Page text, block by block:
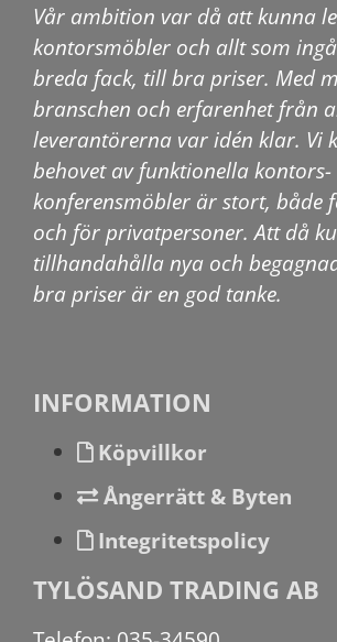
Vår ambition var då att kunna
kontorsmöbler och allt som
breda fack, till bra priser. Med
branschen och erfarenhet från
leverantörerna var idén klar. Vi
behovet av funktionella kontors-
konferensmöbler är stort, både
och för privatpersoner. Att då
tillhandahålla nya och
bra priser är en god tanke.
INFORMATION
Köpvillkor
Ångerrätt & Byten
Integritetspolicy
TYLÖSAND TRADING AB